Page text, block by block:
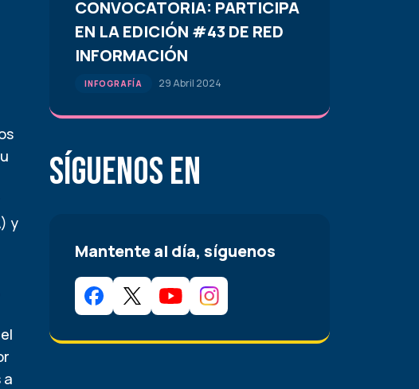
y
a
CONVOCATORIA: PARTICIPA
EN LA EDICIÓN #43 DE RED
INFORMACIÓN
INFOGRAFÍA 29 Abril 2024
Síguenos en
Mantente al día, síguenos